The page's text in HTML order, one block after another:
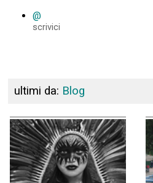
@
scrivici
ultimi da: Blog